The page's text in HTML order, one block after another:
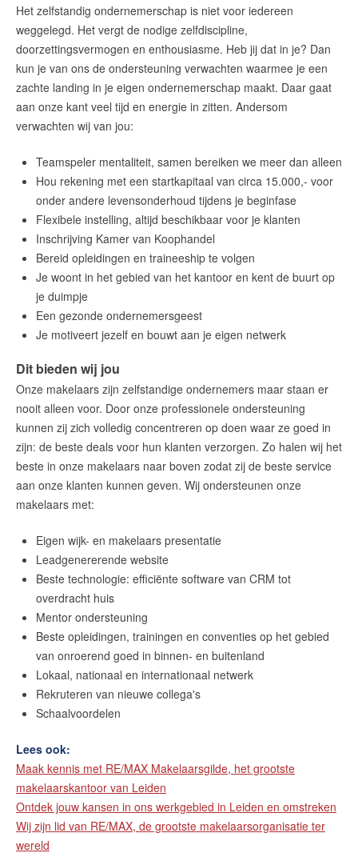
Het zelfstandig ondernemerschap is niet voor iedereen
weggelegd. Het vergt de nodige zelfdiscipline,
doorzettingsvermogen en enthousiasme. Heb jij dat in je? Dan
kun je van ons de ondersteuning verwachten waarmee je een
zachte landing in je eigen ondernemerschap maakt. Daar gaat
aan onze kant veel tijd en energie in zitten. Andersom
verwachten wij van jou:
Teamspeler mentaliteit, samen bereiken we meer dan alleen
Hou rekening met een startkapitaal van circa 15.000,- voor
onder andere levensonderhoud tijdens je beginfase
Flexibele instelling, altijd beschikbaar voor je klanten
Inschrijving Kamer van Koophandel
Bereid opleidingen en traineeship te volgen
Je woont in het gebied van het kantoor en kent de buurt op
je duimpje
Een gezonde ondernemersgeest
Je motiveert jezelf en bouwt aan je eigen netwerk
Dit bieden wij jou
Onze makelaars zijn zelfstandige ondernemers maar staan er
nooit alleen voor. Door onze professionele ondersteuning
kunnen zij zich volledig concentreren op doen waar ze goed in
zijn: de beste deals voor hun klanten verzorgen. Zo halen wij het
beste in onze makelaars naar boven zodat zij de beste service
aan onze klanten kunnen geven. Wij ondersteunen onze
makelaars met:
Eigen wijk- en makelaars presentatie
Leadgenererende website
Beste technologie: efficiënte software van CRM tot
overdracht huis
Mentor ondersteuning
Beste opleidingen, trainingen en conventies op het gebied
van onroerend goed in binnen- en buitenland
Lokaal, nationaal en internationaal netwerk
Rekruteren van nieuwe collega's
Schaalvoordelen
Lees ook:
Maak kennis met RE/MAX Makelaarsgilde, het grootste
makelaarskantoor van Leiden
Ontdek jouw kansen in ons werkgebied in Leiden en omstreken
Wij zijn lid van RE/MAX, de grootste makelaarsorganisatie ter
wereld